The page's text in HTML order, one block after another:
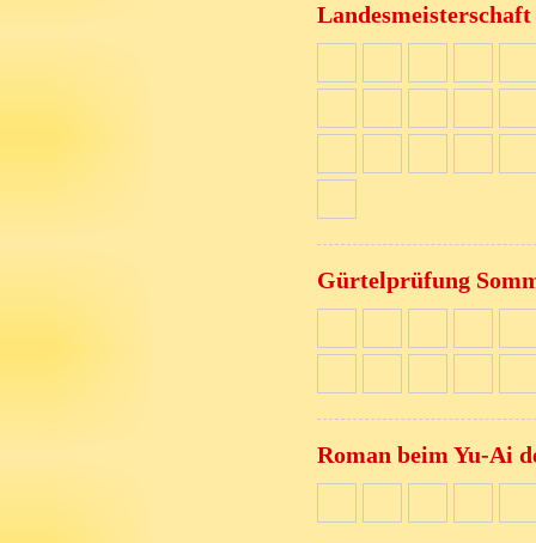
Gürtelprüfung
Roman beim Yu-Ai